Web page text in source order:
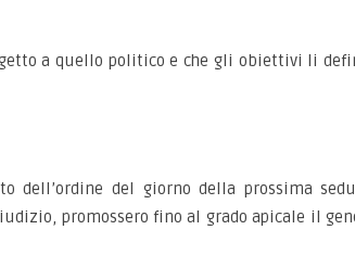
a quello politico e che gli obiettivi li
dell’ordine del giorno della prossima
promossero fino al grado apicale il